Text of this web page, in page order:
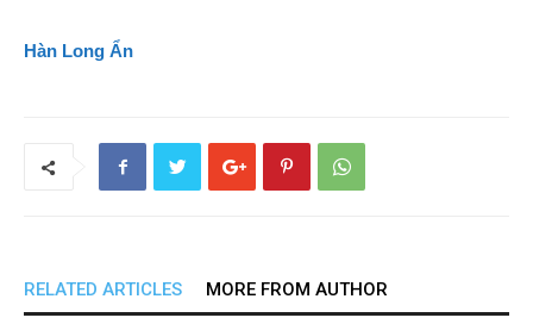
Hàn Long Ẩn
RELATED ARTICLES MORE FROM AUTHOR